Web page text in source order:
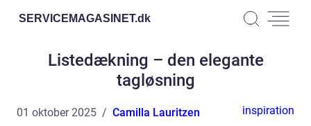
SERVICEMAGASINET.dk
Listedækning – den elegante
tagløsning
01 oktober 2025 Camilla Lauritzen inspiration